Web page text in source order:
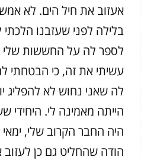
אעזוב את חיל הים. לא
בלילה לפני שעזבנו
לספר לה על החששות
עשיתי את זה, כי הבטחתי
לה שאני נחוש לא להפליג
הייתה מאמינה לי.
היה החבר הקרוב שלי, ימאי
הודה שהחליט גם כן